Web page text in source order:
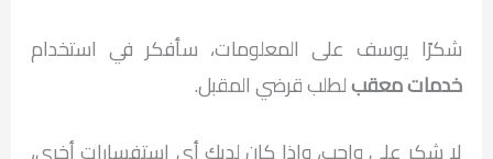
شكرًا يوسف على المعلومات، سأفكر في استخدام
خدمات معقبلطلب قرضي المقبل.